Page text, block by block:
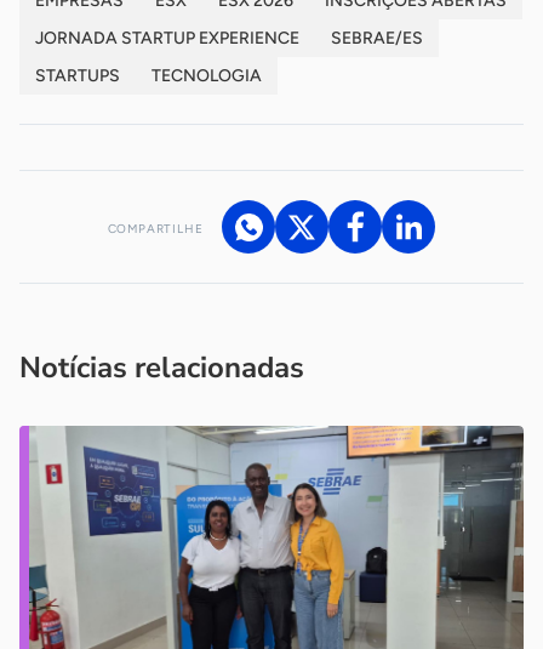
JORNADA STARTUP EXPERIENCE
SEBRAE/ES
STARTUPS
TECNOLOGIA
COMPARTILHE
Notícias relacionadas